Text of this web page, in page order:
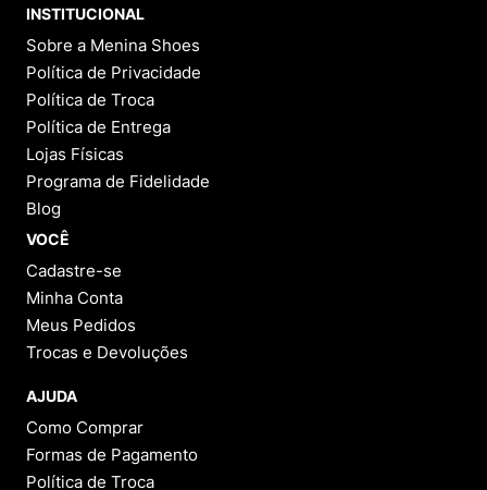
INSTITUCIONAL
Sobre a Menina Shoes
Política de Privacidade
Política de Troca
Política de Entrega
Lojas Físicas
Programa de Fidelidade
Blog
VOCÊ
Cadastre-se
Minha Conta
Meus Pedidos
Trocas e Devoluções
AJUDA
Como Comprar
Formas de Pagamento
Política de Troca